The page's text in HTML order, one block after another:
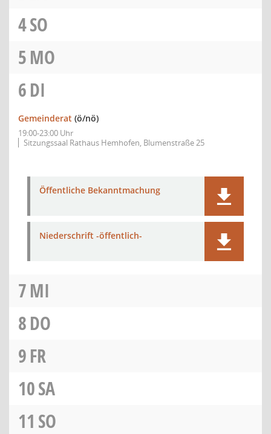
4SO
5MO
6DI
Gemeinderat (ö/nö)
19:00-23:00 Uhr
Sitzungssaal Rathaus Hemhofen, Blumenstraße 25
Öffentliche Bekanntmachung
Niederschrift -öffentlich-
7MI
8DO
9FR
10SA
11 SO